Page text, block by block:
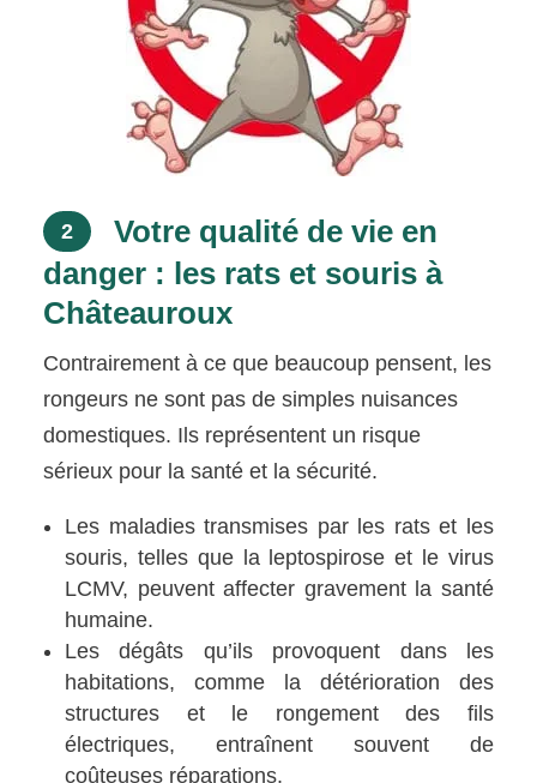
2
Votre qualité de vie en
danger : les rats et souris à
Châteauroux
Contrairement à ce que beaucoup pensent, les
rongeurs ne sont pas de simples nuisances
domestiques. Ils représentent un risque
sérieux pour la santé et la sécurité.
Les maladies transmises par les rats et les
souris, telles que la leptospirose et le virus
LCMV, peuvent affecter gravement la santé
humaine.
Les dégâts qu’ils provoquent dans les
habitations, comme la détérioration des
structures et le rongement des fils
électriques, entraînent souvent de
coûteuses réparations.